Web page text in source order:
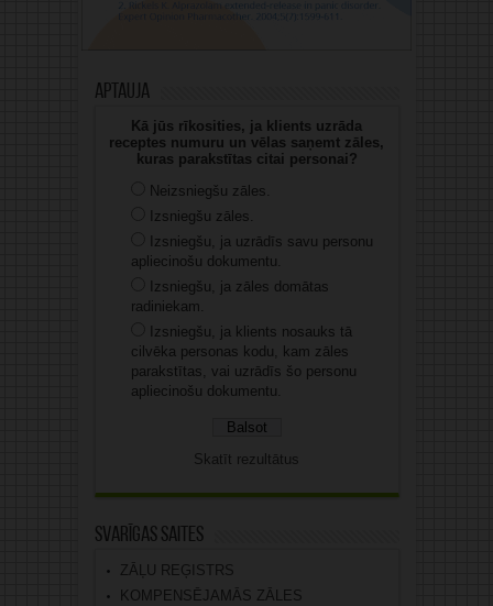
Aptauja
Kā jūs rīkosities, ja klients uzrāda
receptes numuru un vēlas saņemt zāles,
kuras parakstītas citai personai?
Neizsniegšu zāles.
Izsniegšu zāles.
Izsniegšu, ja uzrādīs savu personu
apliecinošu dokumentu.
Izsniegšu, ja zāles domātas
radiniekam.
Izsniegšu, ja klients nosauks tā
cilvēka personas kodu, kam zāles
parakstītas, vai uzrādīs šo personu
apliecinošu dokumentu.
Skatīt rezultātus
Svarīgas saites
ZĀĻU REĢISTRS
KOMPENSĒJAMĀS ZĀLES